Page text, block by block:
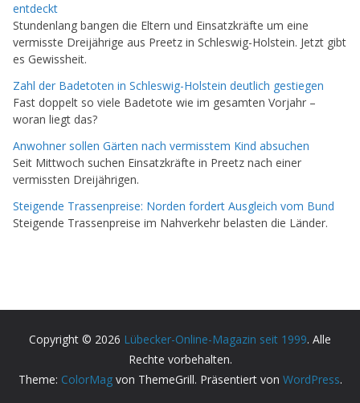
entdeckt
Stundenlang bangen die Eltern und Einsatzkräfte um eine
vermisste Dreijährige aus Preetz in Schleswig-Holstein. Jetzt gibt
es Gewissheit.
Zahl der Badetoten in Schleswig-Holstein deutlich gestiegen
Fast doppelt so viele Badetote wie im gesamten Vorjahr –
woran liegt das?
Anwohner sollen Gärten nach vermisstem Kind absuchen
Seit Mittwoch suchen Einsatzkräfte in Preetz nach einer
vermissten Dreijährigen.
Steigende Trassenpreise: Norden fordert Ausgleich vom Bund
Steigende Trassenpreise im Nahverkehr belasten die Länder.
Copyright © 2026 Lübecker-Online-Magazin seit 1999. Alle
Rechte vorbehalten.
Theme: ColorMagvon ThemeGrill. Präsentiert von WordPress.